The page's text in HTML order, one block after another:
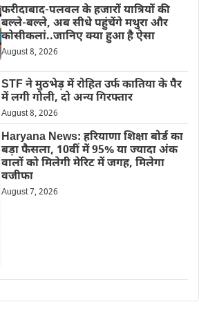
फरीदाबाद-पलवल के हजारों यात्रियों की
बल्ले-बल्ले, अब सीधे पहुंचेंगे मथुरा और
कोसीकलां..जानिए क्या हुआ है ऐसा
August 8, 2026
STF ने मुठभेड़ में रोहित उर्फ कातिया के पैर
में लगी गोली, दो अन्य गिरफ्तार
August 8, 2026
Haryana News: हरियाणा शिक्षा बोर्ड का
बड़ा फैसला, 10वीं में 95% या ज्यादा अंक
वालों को मिलेगी मेरिट में जगह, मिलेगा
वजीफा
August 7, 2026